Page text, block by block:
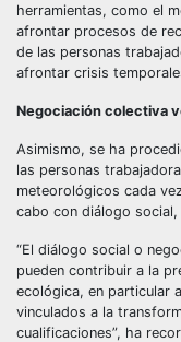
herramientas, como el
afrontar procesos de
de las personas
afrontar crisis
Negociación colectiva
Asimismo, se ha
las personas
meteorológicos cada
cabo con diálogo
“El diálogo social o
pueden contribuir a la
ecológica, en particular
vinculados a la
cualificaciones”, ha